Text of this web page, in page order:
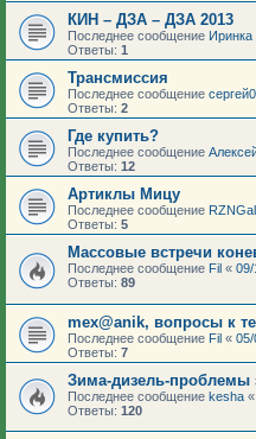
КИН – ДЗА – ДЗА 2013
Последнее сообщение Иринка
Ответы: 1
Трансмиссия
Последнее сообщение
Ответы: 2
Где купить?
Последнее сообщение
Ответы: 12
Артиклы Мицу
Последнее сообщение
Ответы: 5
Массовые встречи
Последнее сообщение Fil « 09/
Ответы: 89
mex@anik, вопросы к
Последнее сообщение Fil « 05/
Ответы: 7
Зима-дизель-проблемы
Последнее сообщение kesha «
Ответы: 120